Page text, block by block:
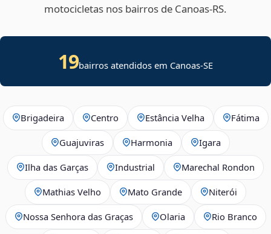
motocicletas nos bairros de Canoas‑RS.
19bairros atendidos em Canoas-SE
Brigadeira Centro Estância Velha Fátima
Guajuviras Harmonia Igara
Ilha das Garças Industrial Marechal Rondon
Mathias Velho Mato Grande Niterói
Nossa Senhora das Graças Olaria Rio Branco